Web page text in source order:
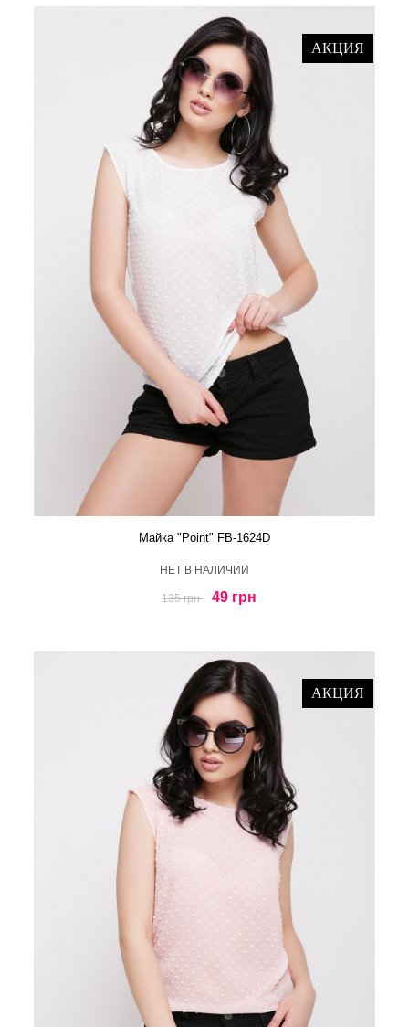
АКЦИЯ
Майка "Point" FB-1624D
HЕТ В НАЛИЧИИ
135 грн 49 грн
АКЦИЯ